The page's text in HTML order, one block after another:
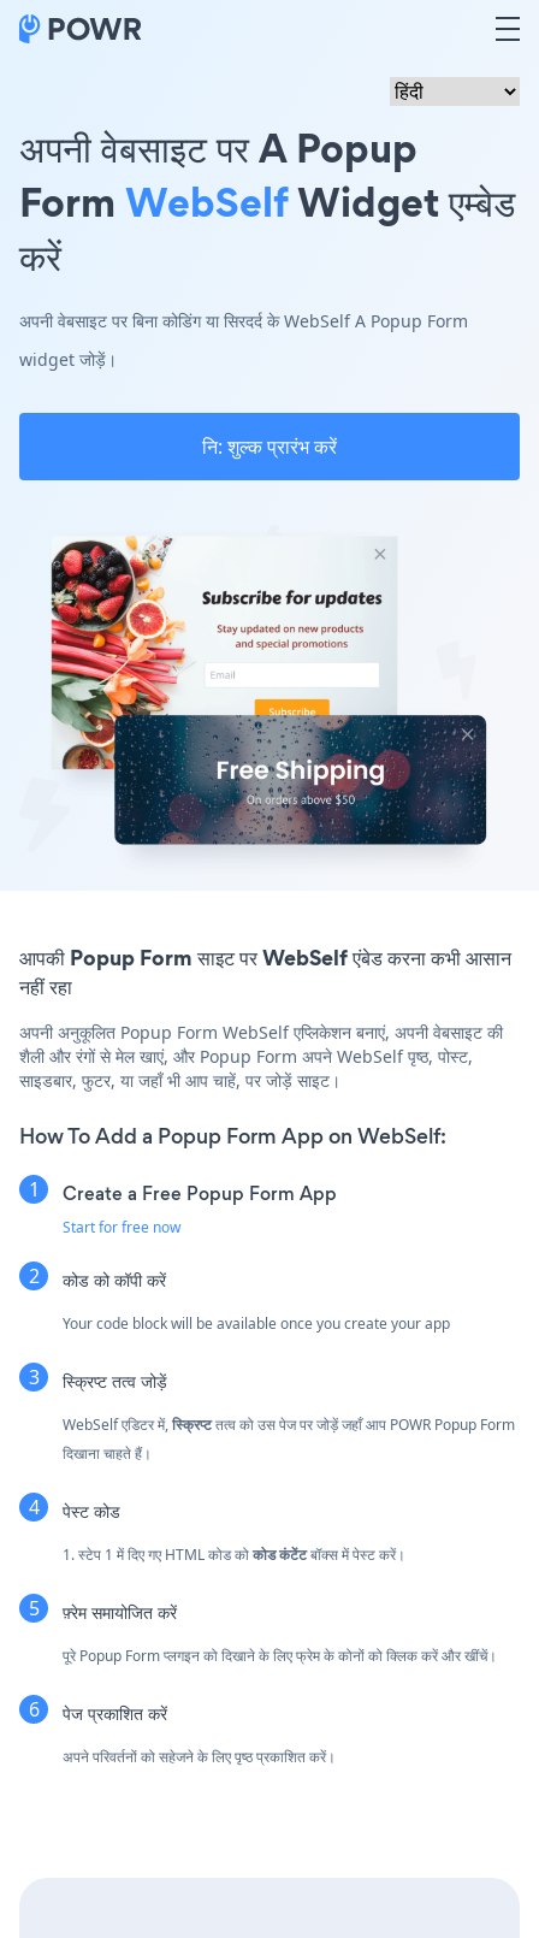
अपनी वेबसाइट पर A Popup
Form WebSelfWidget एम्बेड
करें
अपनी वेबसाइट पर बिना कोडिंग या सिरदर्द के WebSelf A Popup Form
widget जोड़ें।
नि: शुल्क प्रारंभ करें
आपकी Popup Form साइट पर WebSelf एंबेड करना कभी आसान
नहीं रहा
अपनी अनुकूलित Popup Form WebSelf एप्लिकेशन बनाएं, अपनी वेबसाइट की
शैली और रंगों से मेल खाएं, और Popup Form अपने WebSelf पृष्ठ, पोस्ट,
साइडबार, फुटर, या जहाँ भी आप चाहें, पर जोड़ें साइट।
How To Add a Popup Form App on WebSelf:
Create a Free Popup Form App
Start for free now
कोड को कॉपी करें
Your code block will be available once you create your app
स्क्रिप्ट तत्व जोड़ें
WebSelf एडिटर में,स्क्रिप्टतत्व को उस पेज पर जोड़ें जहाँ आप POWR Popup Form
दिखाना चाहते हैं।
पेस्ट कोड
1. स्टेप 1 में दिए गए HTML कोड कोकोड कंटेंटबॉक्स में पेस्ट करें।
फ़्रेम समायोजित करें
पूरे Popup Form प्लगइन को दिखाने के लिए फ्रेम के कोनों को क्लिक करें और खींचें।
पेज प्रकाशित करें
अपने परिवर्तनों को सहेजने के लिए पृष्ठ प्रकाशित करें।